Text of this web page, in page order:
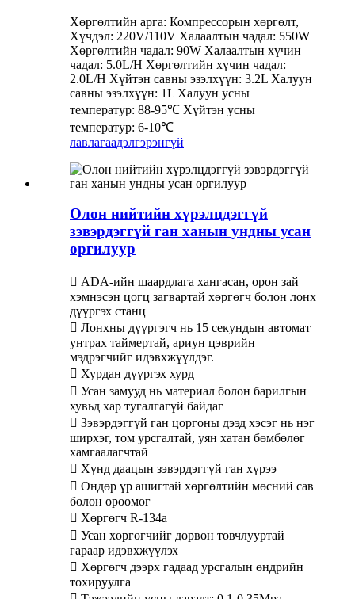
Хөргөлтийн арга: Компрессорын хөргөлт,
Хүчдэл: 220V/110V Халаалтын чадал: 550W
Хөргөлтийн чадал: 90W Халаалтын хүчин
чадал: 5.0L/H Хөргөлтийн хүчин чадал:
2.0L/H Хүйтэн савны эзэлхүүн: 3.2L Халуун
савны эзэлхүүн: 1L Халуун усны
температур: 88-95℃ Хүйтэн усны
температур: 6-10℃
лавлагаадэлгэрэнгүй
Олон нийтийн хүрэлцдэггүй
зэвэрдэггүй ган ханын ундны усан
оргилуур
 ADA-ийн шаардлага хангасан, орон зай
хэмнэсэн цогц загвартай хөргөгч болон лонх
дүүргэх станц
 Лонхны дүүргэгч нь 15 секундын автомат
унтрах таймертай, ариун цэврийн
мэдрэгчийг идэвхжүүлдэг.
 Хурдан дүүргэх хурд
 Усан замууд нь материал болон барилгын
хувьд хар тугалгагүй байдаг
 Зэвэрдэггүй ган цоргоны дээд хэсэг нь нэг
ширхэг, том урсгалтай, уян хатан бөмбөлөг
хамгаалагчтай
 Хүнд даацын зэвэрдэггүй ган хүрээ
 Өндөр үр ашигтай хөргөлтийн мөсний сав
болон ороомог
 Хөргөгч R-134a
 Усан хөргөгчийг дөрвөн товчлууртай
гараар идэвхжүүлэх
 Хөргөгч дээрх гадаад урсгалын өндрийн
тохируулга